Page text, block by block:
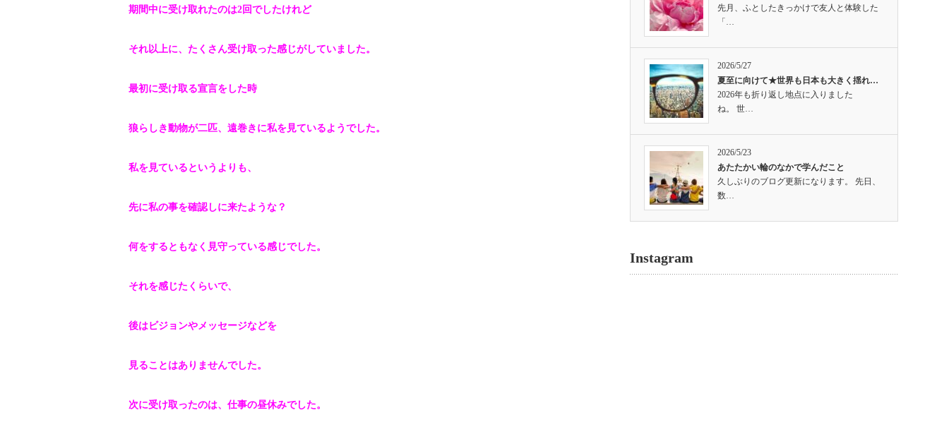
期間中に受け取れたのは2回でしたけれど
それ以上に、たくさん受け取った感じがしていました。
最初に受け取る宣言をした時
狼らしき動物が二匹、遠巻きに私を見ているようでした。
私を見ているというよりも、
先に私の事を確認しに来たような？
何をするともなく見守っている感じでした。
それを感じたくらいで、
後はビジョンやメッセージなどを
見るこ とはありませんでした。
次に受け取ったのは、仕事の昼休みでした。
先月、ふとしたきっかけで友人と体験した
「…
2026/5/27
夏至に向けて★世界も日本も大きく揺れ…
2026年も折り返し地点に入りました
ね。 世…
2026/5/23
あたたかい輪のなかで学んだこと
久しぶりのブログ更新になります。 先日、
数…
Instagram